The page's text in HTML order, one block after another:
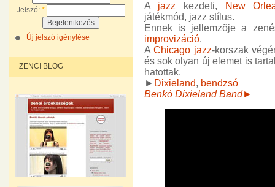
Jelszó: *
Új jelszó igénylése
ZENCI BLOG
A jazz kezdeti,
New
játékmód, jazz stílus.
Ennek is jellemzõje a
improvizáció.
AChicago jazz-korszak
és sok olyan új elemet is
hatottak.
► Dixieland, bendzsó
Benkó Dixieland Band►